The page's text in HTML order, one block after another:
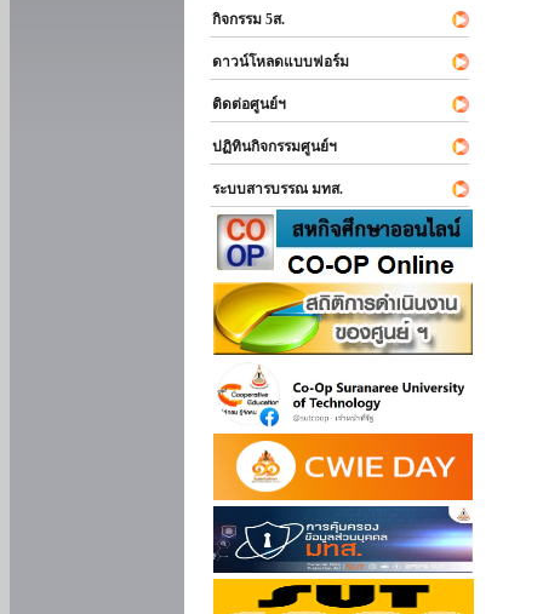
กิจกรรม 5ส.
ดาวน์โหลดแบบฟอร์ม
ติดต่อศูนย์ฯ
ปฏิทินกิจกรรมศูนย์ฯ
ระบบสารบรรณ มทส.